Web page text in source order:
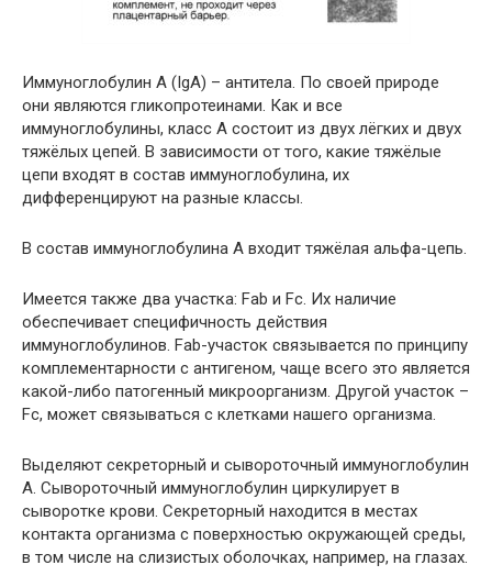
Иммуноглобулин А (IgA) – антитела. По своей природе
они являются гликопротеинами. Как и все
иммуноглобулины, класс А состоит из двух лёгких и двух
тяжёлых цепей. В зависимости от того, какие тяжёлые
цепи входят в состав иммуноглобулина, их
дифференцируют на разные классы.
В состав иммуноглобулина А входит тяжёлая альфа-цепь.
Имеется также два участка: Fab и Fc. Их наличие
обеспечивает специфичность действия
иммуноглобулинов. Fab-участок связывается по принципу
комплементарности с антигеном, чаще всего это является
какой-либо патогенный микроорганизм. Другой участок –
Fc, может связываться с клетками нашего организма.
Выделяют секреторный и сывороточный иммуноглобулин
А. Сывороточный иммуноглобулин циркулирует в
сыворотке крови. Секреторный находится в местах
контакта организма с поверхностью окружающей среды,
в том числе на слизистых оболочках, например, на глазах.